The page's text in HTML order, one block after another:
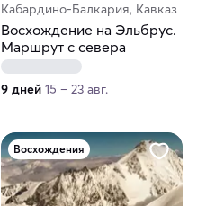
Кабардино-Балкария, Кавказ
Восхождение на Эльбрус.
Маршрут с севера
9 дней 15 – 23 авг.
Восхождения